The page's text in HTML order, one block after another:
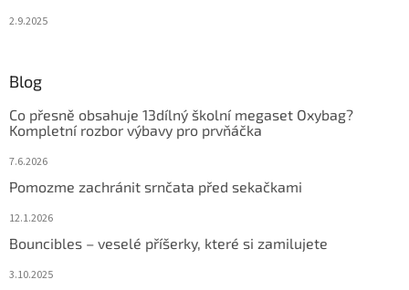
2.9.2025
Blog
Co přesně obsahuje 13dílný školní megaset Oxybag?
Kompletní rozbor výbavy pro prvňáčka
7.6.2026
Pomozme zachránit srnčata před sekačkami
12.1.2026
Bouncibles – veselé příšerky, které si zamilujete
3.10.2025